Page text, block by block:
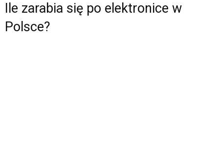
Ile zarabia się po elektronice w
Polsce?